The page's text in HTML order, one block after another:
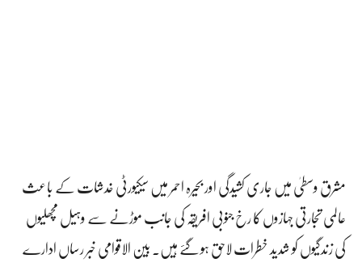
مشرق وسطیٰ میں جاری کشیدگی اور بحیرہ احمر میں سیکیورٹی خدشات کے باعث
عالمی تجارتی جہازوں کا رخ جنوبی افریقہ کی جانب موڑنے سے وہیل مچھلیوں
کی زندگیوں کو شدید خطرات لاحق ہو گئے ہیں۔ بین الاقوامی خبر رساں ادارے